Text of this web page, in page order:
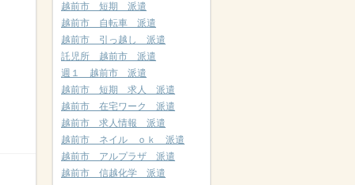
越前市 短期 派遣
越前市 自転車 派遣
越前市 引っ越し 派遣
託児所 越前市 派遣
週１ 越前市 派遣
越前市 短期 求人 派遣
越前市 在宅ワーク 派遣
越前市 求人情報 派遣
越前市 ネイル ｏｋ 派遣
越前市 アルプラザ 派遣
越前市 信越化学 派遣